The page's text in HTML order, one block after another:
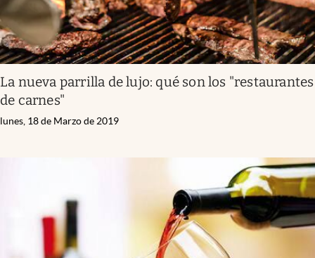
La nueva parrilla de lujo: qué son los "restaurantes
de carnes"
lunes, 18 de Marzo de 2019